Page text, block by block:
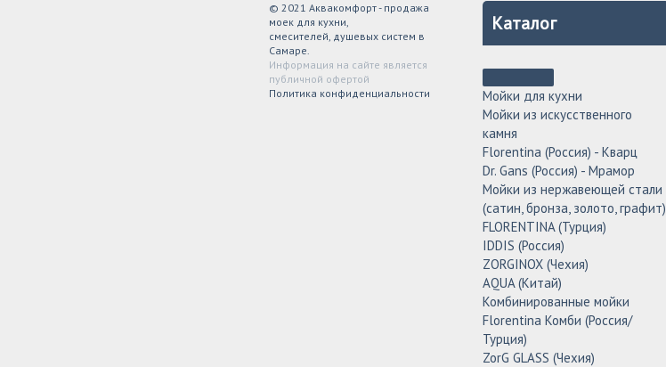
© 2021 Аквакомфорт - продажа
моек для кухни,
смесителей, душевых систем в
Самаре.
Информация на сайте является
публичной офертой
Политика конфиденциальности
Каталог
Мойки для кухни
Мойки из искусственного
камня
Florentina (Россия) - Кварц
Dr. Gans (Россия) - Мрамор
Мойки из нержавеющей стали
(сатин, бронза, золото, графит)
FLORENTINA (Турция)
IDDIS (Россия)
ZORGINOX (Чехия)
AQUA (Китай)
Комбинированные мойки
Florentina Комби (Россия/
Турция)
ZorG GLASS (Чехия)